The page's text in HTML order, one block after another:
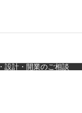
料理・個室の距離感か
設計・開業のご相談